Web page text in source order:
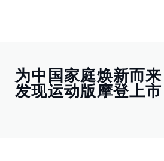
为中国家庭焕新而
发现运动版摩登上市